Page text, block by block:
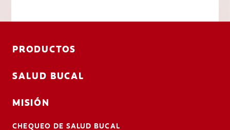
PRODUCTOS
SALUD BUCAL
MISIÓN
CHEQUEO DE SALUD BUCAL